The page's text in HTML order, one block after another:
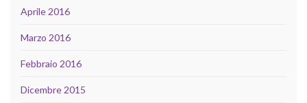
Aprile 2016
Marzo 2016
Febbraio 2016
Dicembre 2015